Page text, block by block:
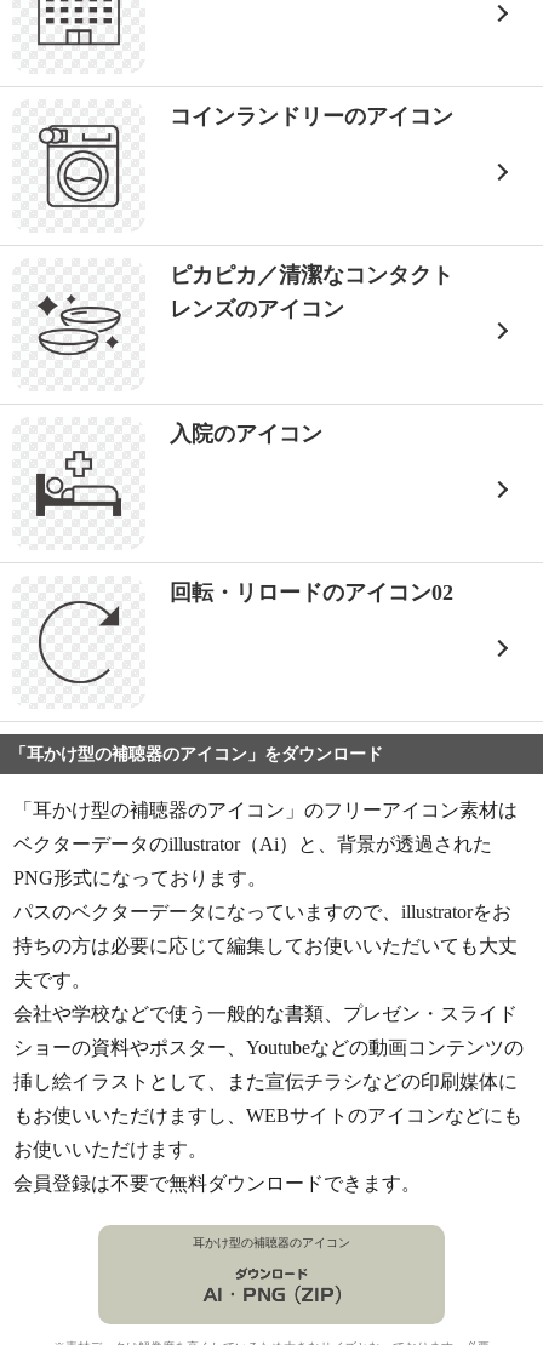
コインランドリーのアイコン
ピカピカ／清潔なコンタクト
レンズのアイコン
入院のアイコン
回転・リロードのアイコン02
「耳かけ型の補聴器のアイコン」をダウンロード
「耳かけ型の補聴器のアイコン」のフリーアイコン素材は
ベクターデータのillustrator（Ai）と、背景が透過された
PNG形式になっております。
パスのベクターデータになっていますので、illustratorをお
持ちの方は必要に応じて編集してお使いいただいても大丈
夫です。
会社や学校などで使う一般的な書類、プレゼン・スライド
ショーの資料やポスター、Youtubeなどの動画コンテンツの
挿し絵イラストとして、また宣伝チラシなどの印刷媒体に
もお使いいただけますし、WEBサイトのアイコンなどにも
お使いいただけます。
会員登録は不要で無料ダウンロードできます。
耳かけ型の補聴器のアイコン